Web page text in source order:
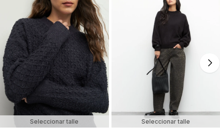
Seleccionar talle Seleccionar talle